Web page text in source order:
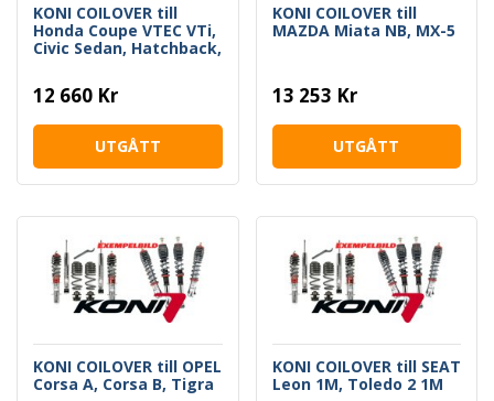
KONI COILOVER till
Honda Coupe VTEC VTi,
Civic Sedan, Hatchback,
12 660 Kr
UTGÅTT
KONI COILOVER till
MAZDA Miata NB, MX-5
13 253 Kr
UTGÅTT
KONI COILOVER till OPEL
Corsa A, Corsa B, Tigra
KONI COILOVER till SEAT
Leon 1M, Toledo 2 1M